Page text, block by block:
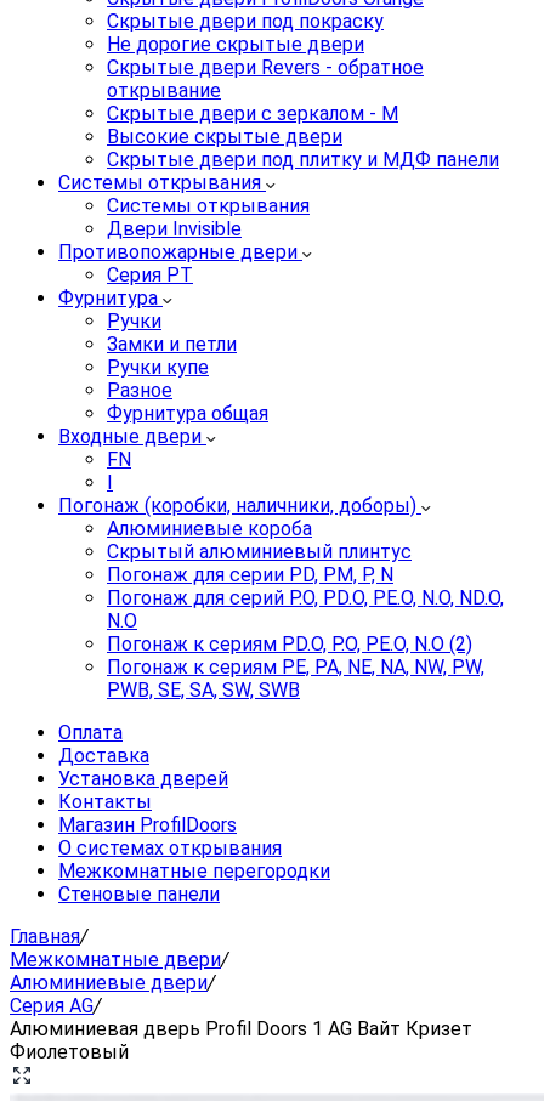
Скрытые двери под покраску
Не дорогие скрытые двери
Скрытые двери Revers - обратное
открывание
Скрытые двери с зеркалом - M
Высокие скрытые двери
Скрытые двери под плитку и МДФ панели
Системы открывания
Системы открывания
Двери Invisible
Противопожарные двери
Серия PT
Фурнитура
Ручки
Замки и петли
Ручки купе
Разное
Фурнитура общая
Входные двери
FN
I
Погонаж (коробки, наличники, доборы)
Алюминиевые короба
Скрытый алюминиевый плинтус
Погонаж для серии PD, PM, P, N
Погонаж для серий P.O, PD.O, PE.O, N.O, ND.O,
N.O
Погонаж к сериям PD.O, P.O, PE.O, N.O (2)
Погонаж к сериям PE, PA, NE, NA, NW, PW,
PWB, SE, SA, SW, SWB
Оплата
Доставка
Установка дверей
Контакты
Магазин ProfilDoors
О системах открывания
Межкомнатные перегородки
Стеновые панели
Главная/
Межкомнатные двери/
Алюминиевые двери/
Серия AG/
Алюминиевая дверь Profil Doors 1 AG Вайт Кризет
Фиолетовый